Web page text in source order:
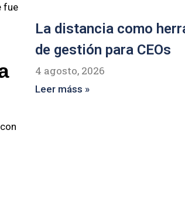
fue
La distancia como
de gestión para CEOs
4 agosto, 2026
Leer máss »